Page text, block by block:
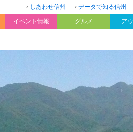
しあわせ信州 データで知る信州
イベント情報 グルメ ア